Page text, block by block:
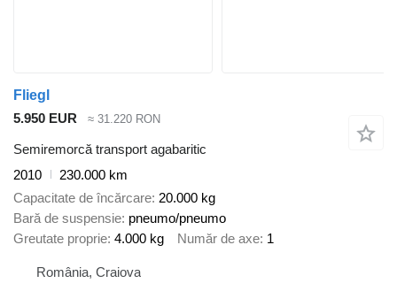
Fliegl
5.950 EUR
≈ 31.220 RON
Semiremorcă transport agabaritic
2010
230.000 km
Capacitate de încărcare 20.000 kg
Bară de suspensie pneumo/pneumo
Greutate proprie 4.000 kg Număr de axe 1
România, Craiova